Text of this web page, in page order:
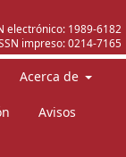
electrónico: 1989-6182
impreso:0214-7165
Acerca de
Avisos